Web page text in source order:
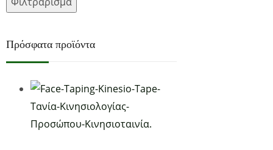
Πρόσφατα προϊόντα